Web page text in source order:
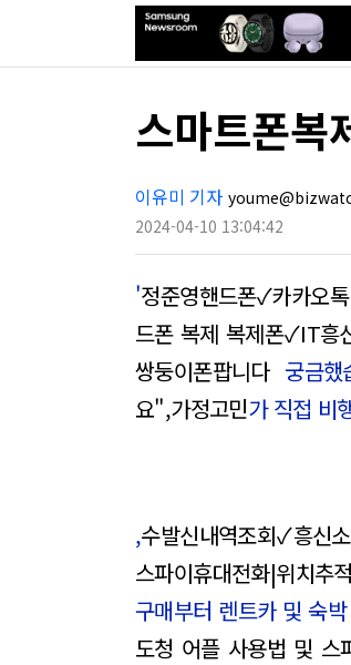
스마트폰복
이유미 기자
2024-04-10 13:04:42
'정준영핸드폰✓카카오
드폰 복제 복제폰✓IT흥
쌍둥이폰팝니다궁금했
요",가정고민가 직접 비
,수발신내역조회✓흥신
스파이휴대전화|위치추
구매부터 렌트카 및 숙
도청 어플 사용법 및 스